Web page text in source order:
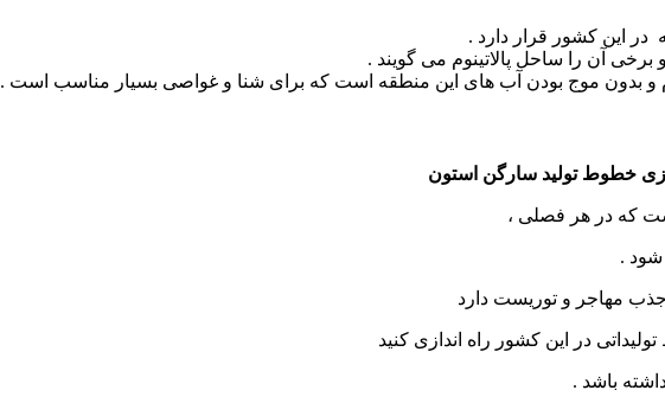
آن را ساحل پالاتینوم می گویند .
و بدون موج بودن آب های این منطقه است که برای شنا و غواصی بسیار مناسب است .
خطوط تولید سارگن استون
که در هر فصلی ،
.
مهاجر و توریست دارد
در این کشور راه اندازی کنید
باشد .